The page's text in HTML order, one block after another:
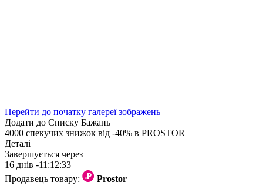
Перейти до початку галереї зображень
Додати до Списку Бажань
4000 спекучих знижок від -40% в PROSTOR
Деталі
Завершується через
16 днiв -11:12:32
Продавець товару:
Prostor